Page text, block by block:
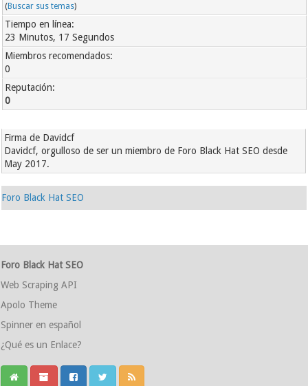
(Buscar sus temas)
Tiempo en línea:
23 Minutos, 17 Segundos
Miembros recomendados:
0
Reputación:
0
Firma de Davidcf
Davidcf, orgulloso de ser un miembro de Foro Black Hat SEO desde
May 2017.
Foro Black Hat SEO
Foro Black Hat SEO
Web Scraping API
Apolo Theme
Spinner en español
¿Qué es un Enlace?